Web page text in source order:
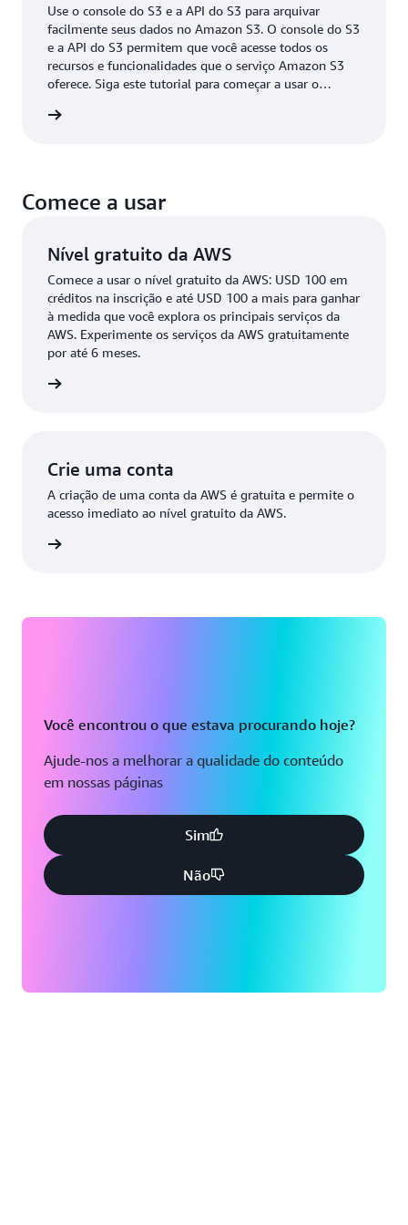
Use o console do S3 e a API do S3 para arquivar
facilmente seus dados no Amazon S3. O console do S3
e a API do S3 permitem que você acesse todos os
recursos e funcionalidades que o serviço Amazon S3
oferece. Siga este tutorial para começar a usar o
de arquivos nas classes de armazenamento do Amazon
Comece a usar
Nível gratuito da AWS
Comece a usar o nível gratuito da AWS: USD 100 em
créditos na inscrição e até USD 100 a mais para ganhar
à medida que você explora os principais serviços da
AWS. Experimente os serviços da AWS gratuitamente
por até 6 meses.
Crie uma conta
A criação de uma conta da AWS é gratuita e permite o
acesso imediato ao nível gratuito da AWS.
Você encontrou o que estava procurando hoje?
Ajude-nos a melhorar a qualidade do conteúdo
em nossas páginas
Sim
Não